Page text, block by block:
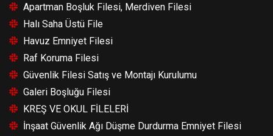
Apartman Boşluk Filesi, Merdiven Filesi
Halı Saha Üstü File
Havuz Emniyet Filesi
Raf Koruma Filesi
Güvenlik Filesi Satış ve Montajı Kurulumu
Galeri Boşluğu Filesi
KREŞ VE OKUL FİLELERİ
İnşaat Güvenlik Ağı Düşme Durdurma Emniyet Filesi